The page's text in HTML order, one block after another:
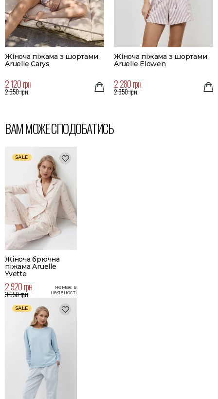
Жіноча піжама з шортами
Aruelle Carys
2 120 грн
2 650 грн
Жіноча піжама з шортами
Aruelle Elowen
2 280 грн
2 850 грн
ВАМ МОЖЕ СПОДОБАТИСЬ
SALE
Жіноча брючна
піжама Aruelle
Yvette
2 920 грн
3 650 грн
немає в
наявності
SALE